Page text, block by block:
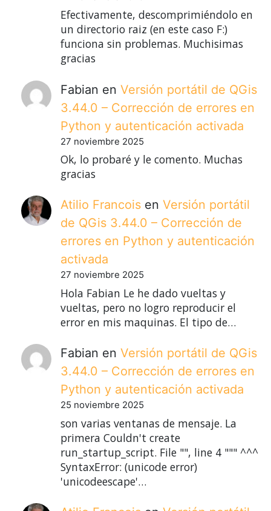
Efectivamente, descomprimiéndolo en
un directorio raiz (en este caso F:)
funciona sin problemas. Muchisimas
gracias
Fabian en Versión portátil de QGis
3.44.0 – Corrección de errores en
Python y autenticación activada
27 noviembre 2025
Ok, lo probaré y le comento. Muchas
gracias
Atilio Francois en Versión portátil
de QGis 3.44.0 – Corrección de
errores en Python y autenticación
activada
27 noviembre 2025
Hola Fabian Le he dado vueltas y
vueltas, pero no logro reproducir el
error en mis maquinas. El tipo de…
Fabian en Versión portátil de QGis
3.44.0 – Corrección de errores en
Python y autenticación activada
25 noviembre 2025
son varias ventanas de mensaje. La
primera Couldn't create
run_startup_script. File "", line 4 """ ^^^
SyntaxError: (unicode error)
'unicodeescape'…